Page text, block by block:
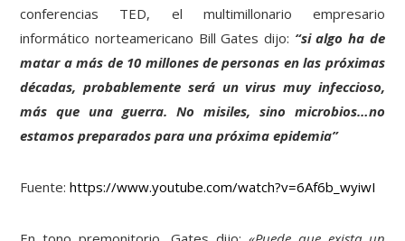
conferencias TED, el multimillonario empresario
informático norteamericano Bill Gates dijo: “si algo ha de
matar a más de 10 millones de personas en las próximas
décadas, probablemente será un virus muy infeccioso,
más que una guerra. No misiles, sino microbios…no
estamos preparados para una próxima epidemia”
Fuente:https://www.youtube.com/watch?v=6Af6b_wyiwI